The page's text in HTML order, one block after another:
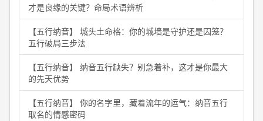
才是良缘的关键？命局术语辨析
【五行纳音】 城头土命格：你的城墙是守护还是囚笼？
五行破局三步法
【五行纳音】 纳音五行缺失？别急着补，这才是你最大
的先天优势
【五行纳音】 你的名字里，藏着流年的运气：纳音五行
取名的情感密码